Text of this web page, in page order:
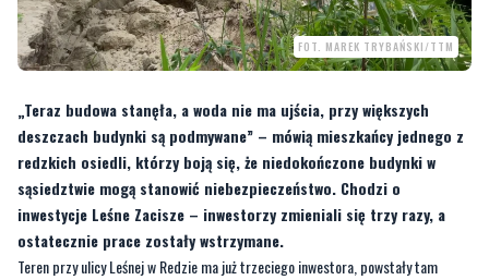
FOT. MAREK TRYBAŃSKI/TTM
„Teraz budowa stanęła, a woda nie ma ujścia, przy większych
deszczach budynki są podmywane” – mówią mieszkańcy jednego z
redzkich osiedli, którzy boją się, że niedokończone budynki w
sąsiedztwie mogą stanowić niebezpieczeństwo. Chodzi o